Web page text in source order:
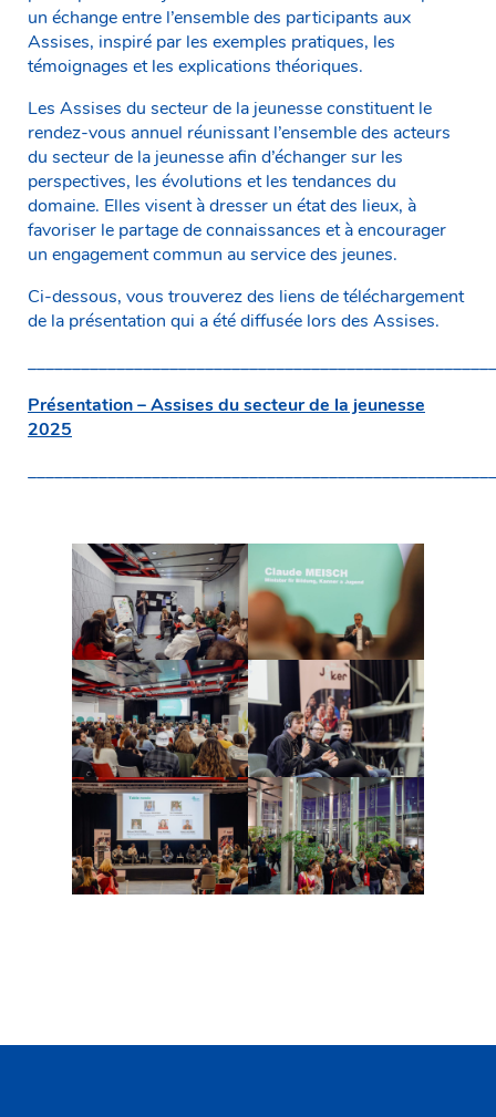
un échange entre l’ensemble des participants aux
Assises, inspiré par les exemples pratiques, les
témoignages et les explications théoriques.
Les Assises du secteur de la jeunesse constituent le
rendez-vous annuel réunissant l’ensemble des acteurs
du secteur de la jeunesse afin d’échanger sur les
perspectives, les évolutions et les tendances du
domaine. Elles visent à dresser un état des lieux, à
favoriser le partage de connaissances et à encourager
un engagement commun au service des jeunes.
Ci-dessous, vous trouverez des liens de téléchargement
de la présentation qui a été diffusée lors des Assises.
Présentation – Assises du secteur de la jeunesse
2025